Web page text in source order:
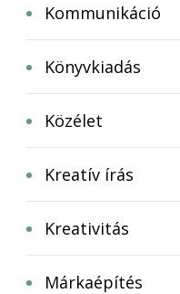
Kommunikáció
Könyvkiadás
Közélet
Kreatív írás
Kreativitás
Márkaépítés